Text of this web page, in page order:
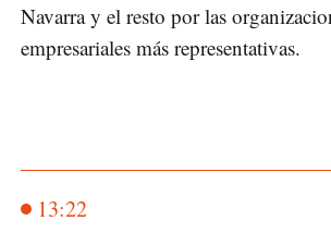
Navarra y el resto por las
empresariales más representativas.
13:22